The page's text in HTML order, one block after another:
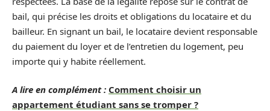
bail, qui précise les droits et obligations du locataire et du
bailleur. En signant un bail, le locataire devient responsable
du paiement du loyer et de l’entretien du logement, peu
importe qui y habite réellement.
A lire en complément : Comment choisir un
appartement étudiant sans se tromper ?